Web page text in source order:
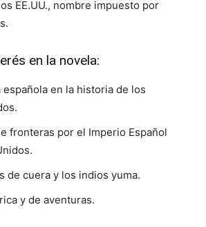
EE.UU., nombre impuesto por
en la novela:
española en la historia de los
fronteras por el Imperio Español
de cuera y los indios yuma.
y de aventuras.